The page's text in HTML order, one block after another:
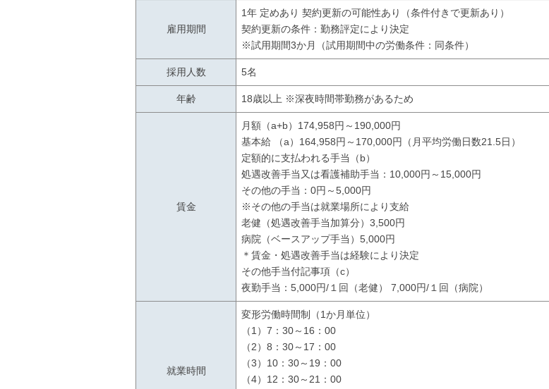
雇用期間
1年 定めあり 契約更新の可能性あり（条件付きで更新あり）
契約更新の条件：勤務評定により決定
※試用期間3か月（試用期間中の労働条件：同条件）
採用人数 5名
年齢 18歳以上 ※深夜時間帯勤務があるため
賃金
月額（a+b）174,958円～190,000円
基本給 （a）164,958円～170,000円（月平均労働日数21.5日）
定額的に支払われる手当（b）
処遇改善手当又は看護補助手当：10,000円～15,000円
その他の手当：0円～5,000円
※その他の手当は就業場所により支給
老健（処遇改善手当加算分）3,500円
病院（ベースアップ手当）5,000円
＊賃金・処遇改善手当は経験により決定
その他手当付記事項（c）
夜勤手当：5,000円/１回（老健） 7,000円/１回（病院）
就業時間
変形労働時間制（1か月単位）
（1）7：30～16：00
（2）8：30～17：00
（3）10：30～19：00
（4）12：30～21：00